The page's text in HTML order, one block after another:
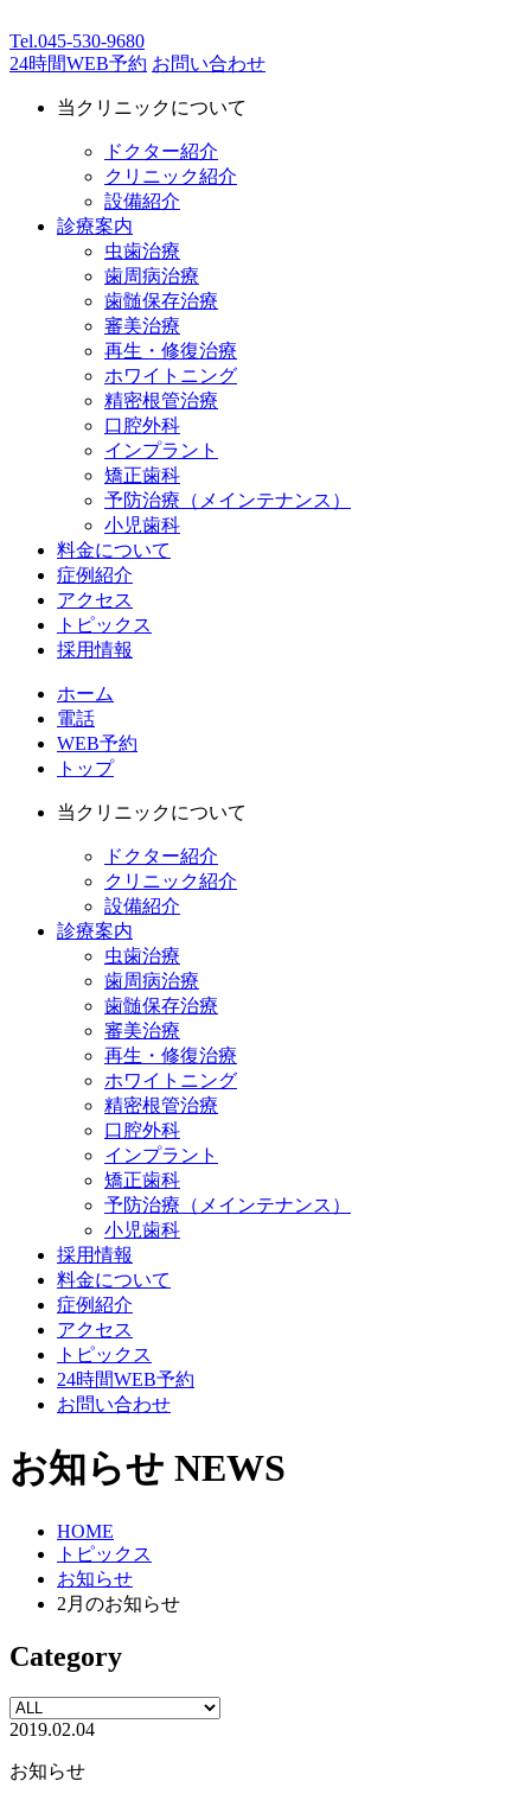
Tel.045-530-9680
24時間WEB予約 お問い合わせ
当クリニックについて
ドクター紹介
クリニック紹介
設備紹介
診療案内
虫歯治療
歯周病治療
歯髄保存治療
審美治療
再生・修復治療
ホワイトニング
精密根管治療
口腔外科
インプラント
矯正歯科
予防治療（メインテナンス）
小児歯科
料金について
症例紹介
アクセス
トピックス
採用情報
ホーム
電話
WEB予約
トップ
当クリニックについて
ドクター紹介
クリニック紹介
設備紹介
診療案内
虫歯治療
歯周病治療
歯髄保存治療
審美治療
再生・修復治療
ホワイトニング
精密根管治療
口腔外科
インプラント
矯正歯科
予防治療（メインテナンス）
小児歯科
採用情報
料金について
症例紹介
アクセス
トピックス
24時間WEB予約
お問い合わせ
お知らせ NEWS
HOME
トピックス
お知らせ
2月のお知らせ
Category
2019.02.04
お知らせ